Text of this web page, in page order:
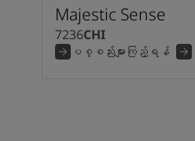
Majestic Sense
7236CHI
ပစ္စည်းများကြည့်ရန်